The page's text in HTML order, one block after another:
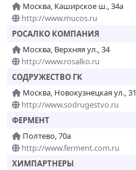
Москва, Каширское ш., 34а
http://www.mucos.ru
РОСАЛКО КОМПАНИЯ
Москва, Верхняя ул., 34
http://www.rosalko.ru
СОДРУЖЕСТВО ГК
Москва, Новокузнецкая ул., 31
http://www.sodrugestvo.ru
ФЕРМЕНТ
Полтево, 70а
http://www.ferment.com.ru
ХИМПАРТНЕРЫ